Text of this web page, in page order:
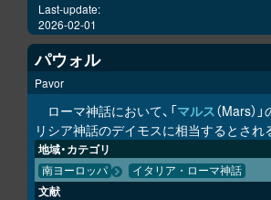
Last-update:
2026-02-01
パウォル
Pavor
ローマ神話において、「マルス（Mars）
リシア神話のデイモスに相当するとされ
地域・カテゴリ
南ヨーロッパ イタリア・ローマ神話
文献